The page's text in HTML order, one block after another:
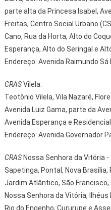
parte alta da Princesa Isabel,
Freitas, Centro Social Urbano
Cano, Rua da Horta, Alto do
Esperança, Alto do Seringal e
Endereço: Avenida Raimundo
CRASVilela:
Teotônio Vilela, Vila Nazaré,
Avenida Luiz Gama, parte da
Avenida Esperança e Residencial
Endereço: Avenida Governador
CRASNossa Senhora da Vitória -
Sapetinga, Pontal, Nova
Jardim Atlântico, São Francisco,
Nossa Senhora da Vitória, Ilhéus
Rio do Engenho, Cururupe e